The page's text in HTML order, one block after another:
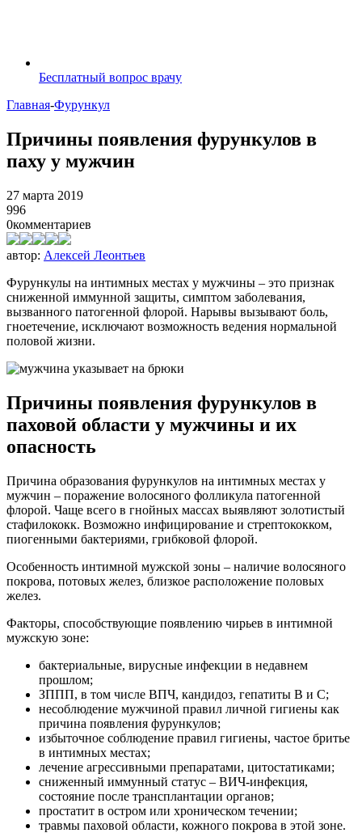
Бесплатный вопрос врачу
Главная-Фурункул
Причины появления фурункулов в
паху у мужчин
27 марта 2019
996
0комментариев
автор: Алексей Леонтьев
Фурункулы на интимных местах у мужчины – это признак
сниженной иммунной защиты, симптом заболевания,
вызванного патогенной флорой. Нарывы вызывают боль,
гноетечение, исключают возможность ведения нормальной
половой жизни.
Причины появления фурункулов в
паховой области у мужчины и их
опасность
Причина образования фурункулов на интимных местах у
мужчин – поражение волосяного фолликула патогенной
флорой. Чаще всего в гнойных массах выявляют золотистый
стафилококк. Возможно инфицирование и стрептококком,
пиогенными бактериями, грибковой флорой.
Особенность интимной мужской зоны – наличие волосяного
покрова, потовых желез, близкое расположение половых
желез.
Факторы, способствующие появлению чирьев в интимной
мужскую зоне:
бактериальные, вирусные инфекции в недавнем
прошлом;
ЗППП, в том числе ВПЧ, кандидоз, гепатиты B и C;
несоблюдение мужчиной правил личной гигиены как
причина появления фурункулов;
избыточное соблюдение правил гигиены, частое бритье
в интимных местах;
лечение агрессивными препаратами, цитостатиками;
сниженный иммунный статус – ВИЧ-инфекция,
состояние после трансплантации органов;
простатит в остром или хроническом течении;
травмы паховой области, кожного покрова в этой зоне.